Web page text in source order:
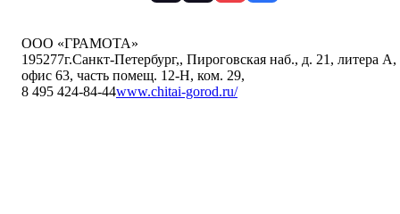
ООО «ГРАМОТА»
195277г.Санкт-Петербург,, Пироговская наб., д. 21, литера А,
офис 63, часть помещ. 12-Н, ком. 29,
8 495 424-84-44www.chitai-gorod.ru/